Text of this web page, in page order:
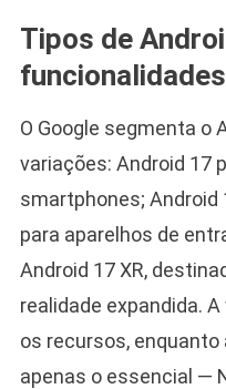
Tipos de
funcionalidades
O Google segmenta o
variações: Android 17
smartphones; Android
para aparelhos de
Android 17 XR,
realidade expandida.
os recursos, enquanto
apenas o essencial —